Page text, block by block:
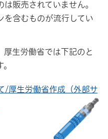
販売されていません。
を含むものが流行してい
厚生労働省では下記のと
/厚生労働省作成（外部サ